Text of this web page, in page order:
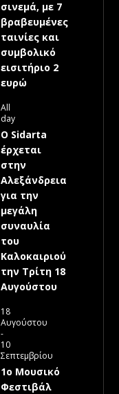
σινεμά, με 7
βραβευμένες
ταινίες και
συμβολικό
εισιτήριο 2
ευρώ
All
day
Ο Sidarta
έρχεται
στην
Αλεξάνδρεια
για την
μεγάλη
συναυλία
του
Καλοκαιριού
την Τρίτη 18
Αυγούστου
18
Αυγούστου
-
10
Σεπτεμβρίου
1ο Μουσικό
Φεστιβάλ